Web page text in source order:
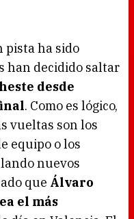
pista ha sido
han decidido saltar
desde
. Como es lógico,
vueltas son los
equipo o los
nuevos
que Álvaro
el más